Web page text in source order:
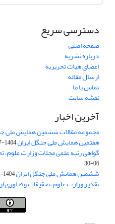
دسترسی سریع
صفحه اصلی
درباره نشریه
اعضای هیات تحریریه
ارسال مقاله
تماس با ما
نقشه سایت
آخرین اخبار
مجموعه مقالات ششمین همایش ملی
هفتمین همایش ملی جنگل ایران1404-07-15
گواهی رتبه علمی مجلات وزارت علوم،
06-30
ششمین همایش ملی جنگل ایران1404-04-31
تقدیر وزارت علوم، تحقیقات و فناوری